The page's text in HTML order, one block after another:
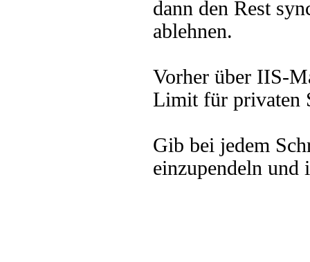
dann den Rest
ablehnen.
Vorher über IIS-
Limit für privaten
Gib bei jedem
einzupendeln und